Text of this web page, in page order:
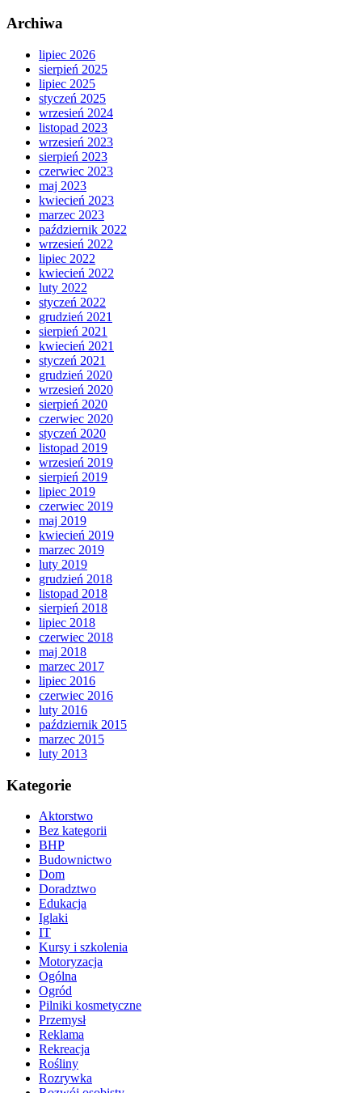
Archiwa
lipiec 2026
sierpień 2025
lipiec 2025
styczeń 2025
wrzesień 2024
listopad 2023
wrzesień 2023
sierpień 2023
czerwiec 2023
maj 2023
kwiecień 2023
marzec 2023
październik 2022
wrzesień 2022
lipiec 2022
kwiecień 2022
luty 2022
styczeń 2022
grudzień 2021
sierpień 2021
kwiecień 2021
styczeń 2021
grudzień 2020
wrzesień 2020
sierpień 2020
czerwiec 2020
styczeń 2020
listopad 2019
wrzesień 2019
sierpień 2019
lipiec 2019
czerwiec 2019
maj 2019
kwiecień 2019
marzec 2019
luty 2019
grudzień 2018
listopad 2018
sierpień 2018
lipiec 2018
czerwiec 2018
maj 2018
marzec 2017
lipiec 2016
czerwiec 2016
luty 2016
październik 2015
marzec 2015
luty 2013
Kategorie
Aktorstwo
Bez kategorii
BHP
Budownictwo
Dom
Doradztwo
Edukacja
Iglaki
IT
Kursy i szkolenia
Motoryzacja
Ogólna
Ogród
Pilniki kosmetyczne
Przemysł
Reklama
Rekreacja
Rośliny
Rozrywka